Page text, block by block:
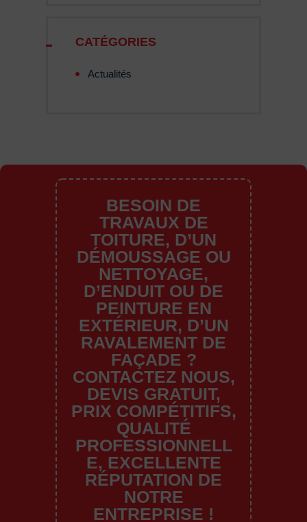
CATÉGORIES
BESOIN DE
TRAVAUX DE
TOITURE, D’UN
DÉMOUSSAGE OU
NETTOYAGE,
D’ENDUIT OU DE
PEINTURE EN
EXTÉRIEUR, D’UN
RAVALEMENT DE
FAÇADE ?
CONTACTEZ NOUS,
DEVIS GRATUIT,
PRIX COMPÉTITIFS,
QUALITÉ
PROFESSIONNELL
E, EXCELLENTE
RÉPUTATION DE
NOTRE
ENTREPRISE !